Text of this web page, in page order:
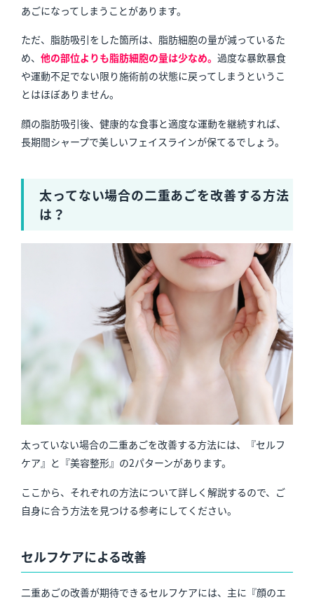
あごになってしまうことがあります。
ただ、脂肪吸引をした箇所は、 脂肪細胞の量が減っているた
め、 他の部位よりも脂肪細胞の量は少なめ。 過度な暴飲暴食
や運動不足でない限り施術前の状態に戻ってしまうというこ
とはほぼありません。
顔の脂肪吸引後、健康的な食事と適度な運動を継続すれば、
長期間シャープで美しいフェイスラインが保てるでしょう。
太ってない場合の二重あごを改善する方法
は？
太っていない場合の二重あごを改善する方法には、『セルフ
ケア』と『美容整形』の2パターンがあります。
ここから、それぞれの方法について詳しく解説するので、ご
自身に合う方法を見つける参考にしてください。
セルフケアによる改善
二重あごの改善が期待できるセルフケアには、主に『顔のエ